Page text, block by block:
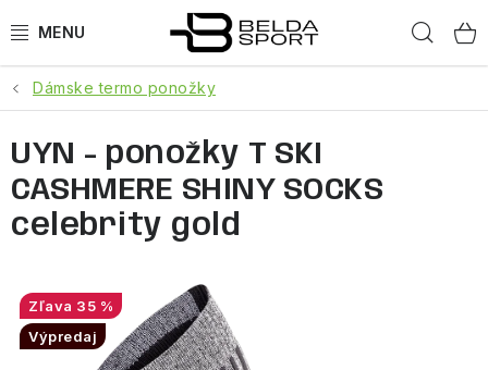
na
ŠPORTY
BEH
OBLEČENIE
Dámske termo ponožky
UYN - ponožky T SKI
CASHMERE SHINY SOCKS
celebrity gold
35 %
Výpredaj